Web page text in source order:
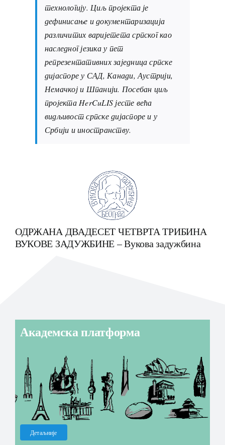
технологију. Циљ пројекта је
дефинисање и документаризација
различитих варијетета српског као
наследног језика у пет
репрезентативних заједница српске
дијаспоре у САД, Канади, Аустрији,
Немачкој и Шпанији. Посебан циљ
пројекта HerCuLIS јесте већа
видљивост српске дијаспоре и у
Србији и иностранству.
ОДРЖАНА ДВАДЕСЕТ ЧЕТВРТА ТРИБИНА
ВУКОВЕ ЗАДУЖБИНЕ– Вукова задужбина
Академска платформа
Детаљније